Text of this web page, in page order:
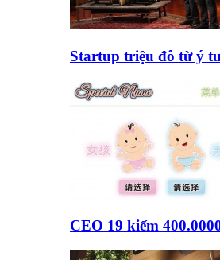
Startup triệu đô từ ý
CEO 19 kiếm